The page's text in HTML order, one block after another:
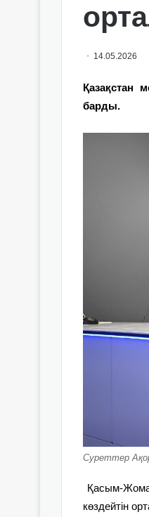
14.05.2026
Қазақстан
барды.
Суреттер
Қасым-
көздейтін